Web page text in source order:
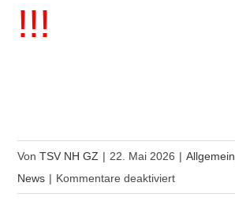
!!!
VonTSV NH GZ | 22. Mai 2026 | Allgemein
News | Kommentare deaktiviertfür